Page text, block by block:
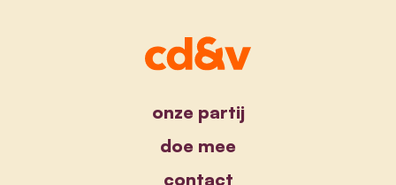
onze partij
doe mee
contact